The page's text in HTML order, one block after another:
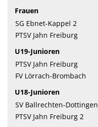
Frauen
SG Ebnet-Kappel 2
PTSV Jahn Freiburg
U19-Junioren
PTSV Jahn Freiburg
FV Lörrach-Brombach
U18-Junioren
SV Ballrechten-Dottingen
PTSV Jahn Freiburg 2